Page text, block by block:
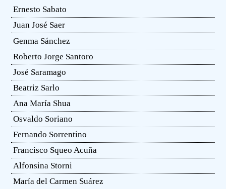
Ernesto Sabato
Juan José Saer
Genma Sánchez
Roberto Jorge Santoro
José Saramago
Beatriz Sarlo
Ana María Shua
Osvaldo Soriano
Fernando Sorrentino
Francisco Squeo Acuña
Alfonsina Storni
María del Carmen Suárez